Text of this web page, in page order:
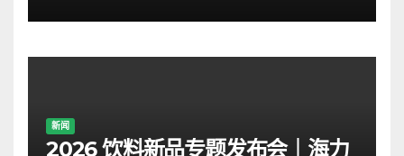
新闻
2026 饮料新品专题发布会｜海力